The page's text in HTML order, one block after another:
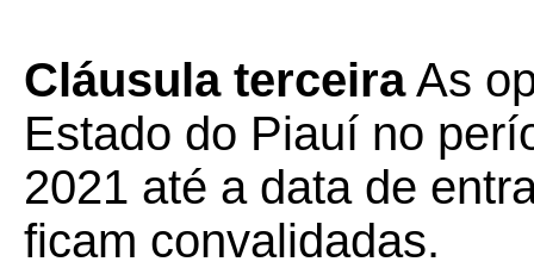
Cláusula terceiraAs
Estado do Piauí no
2021 até a data de
ficam convalidadas.